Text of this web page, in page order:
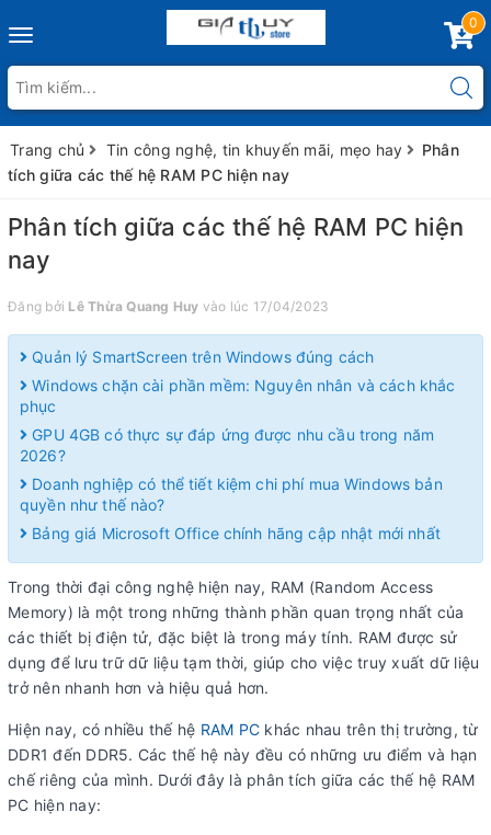
Toggle
0
Trang chủ Tin công nghệ, tin khuyến mãi, mẹo hay
Phân
tích giữa các thế hệ RAM PC hiện nay
Phân tích giữa các thế hệ RAM PC hiện
nay
Đăng bởi Lê Thừa Quang Huy vào lúc 17/04/2023
Quản lý SmartScreen trên Windows đúng cách
Windows chặn cài phần mềm: Nguyên nhân và cách khắc
phục
GPU 4GB có thực sự đáp ứng được nhu cầu trong năm
2026?
Doanh nghiệp có thể tiết kiệm chi phí mua Windows bản
quyền như thế nào?
Bảng giá Microsoft Office chính hãng cập nhật mới nhất
Trong thời đại công nghệ hiện nay, RAM (Random Access
Memory) là một trong những thành phần quan trọng nhất của
các thiết bị điện tử, đặc biệt là trong máy tính. RAM được sử
dụng để lưu trữ dữ liệu tạm thời, giúp cho việc truy xuất dữ liệu
trở nên nhanh hơn và hiệu quả hơn.
Hiện nay, có nhiều thế hệ RAM PC khác nhau trên thị trường, từ
DDR1 đến DDR5. Các thế hệ này đều có những ưu điểm và hạn
chế riêng của mình. Dưới đây là phân tích giữa các thế hệ RAM
PC hiện nay: